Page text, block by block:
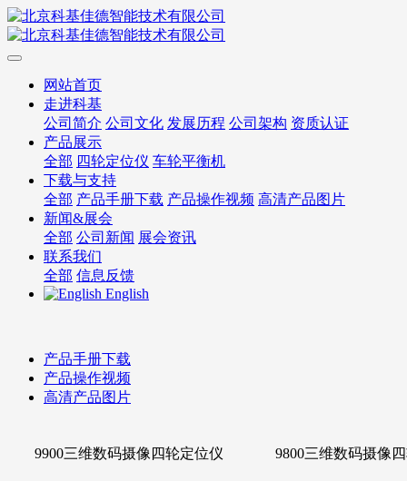
网站首页
走进科基
公司简介 公司文化 发展历程 公司架构 资质认证
产品展示
全部 四轮定位仪 车轮平衡机
下载与支持
全部 产品手册下载 产品操作视频 高清产品图片
新闻&展会
全部 公司新闻 展会资讯
联系我们
全部 信息反馈
English
产品手册下载
产品操作视频
高清产品图片
9900三维数码摄像四轮定位仪 9800三维数码摄像